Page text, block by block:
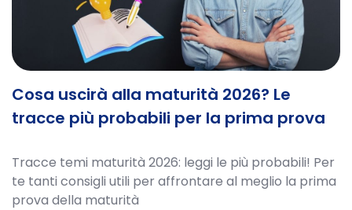
Cosa uscirà alla maturità 2026? Le
tracce più probabili per la prima prova
Tracce temi maturità 2026: leggi le più probabili! Per
te tanti consigli utili per affrontare al meglio la prima
prova della maturità